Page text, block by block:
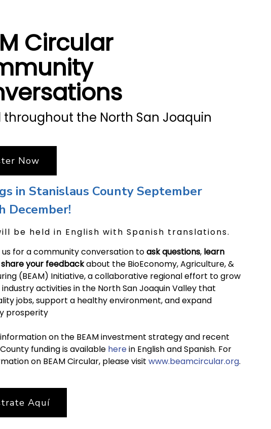
Circular
throughout the North San Joaquin
Now
in Stanislaus County September
December!
be held in English with Spanish translations.
us for a community conversation toask questions, learn
share your feedbackabout the BioEconomy, Agriculture, &
(BEAM) Initiative, a collaborative regional effort to grow
activities in the North San Joaquin Valley that
jobs, support a healthy environment, and expand
prosperity
on the BEAM investment strategy and recent
funding is available herein English and Spanish. For
on BEAM Circular, please visit www.beamcircular.org.
Aquí